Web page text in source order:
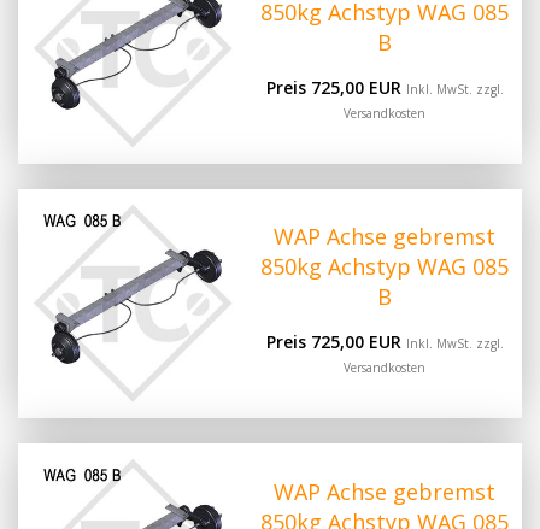
850kg Achstyp WAG 085
B
Preis 725,00 EUR Inkl. MwSt. zzgl.
Versandkosten
WAP Achse gebremst
850kg Achstyp WAG 085
B
Preis 725,00 EUR Inkl. MwSt. zzgl.
Versandkosten
WAP Achse gebremst
850kg Achstyp WAG 085